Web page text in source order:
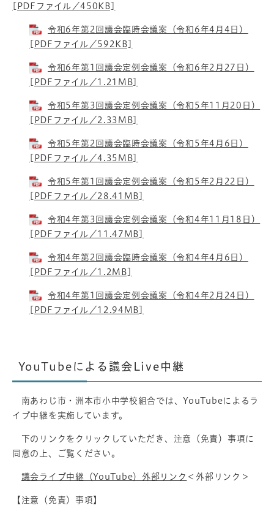
[PDFファイル／450KB]
令和6年第2回議会臨時会議案（令和6年4月4日）
[PDFファイル／592KB]
令和6年第1回議会定例会議案（令和6年2月27日）
[PDFファイル／1.21MB]
令和5年第3回議会定例会議案（令和5年11月20日）
[PDFファイル／2.33MB]
令和5年第2回議会臨時会議案（令和5年4月6日）
[PDFファイル／4.35MB]
令和5年第1回議会定例会議案（令和5年2月22日）
[PDFファイル／28.41MB]
令和4年第3回議会定例会議案（令和4年11月18日）
[PDFファイル／11.47MB]
令和4年第2回議会臨時会議案（令和4年4月6日）
[PDFファイル／1.2MB]
令和4年第1回議会定例会議案（令和4年2月24日）
[PDFファイル／12.94MB]
YouTubeによる議会Live中継
南あわじ市・洲本市小中学校組合では、YouTubeによるラ
イブ中継を実施しています。
下のリンクをクリックしていただき、注意（免責）事項に
同意の上、ご覧ください。
議会ライブ中継（YouTube）外部リンク ＜外部リンク＞
【注意（免責）事項】